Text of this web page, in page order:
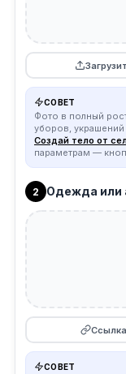
СОВЕТ
Фото в полный
уборов,
Создай тело от
параметрам —
2 Одежда или
Ссылка
СОВЕТ